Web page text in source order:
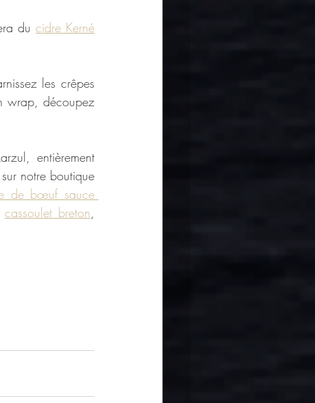
du cidre Kerné
les crêpes
wrap, découpez
entièrement
notre boutique
de bœuf sauce
cassoulet breton